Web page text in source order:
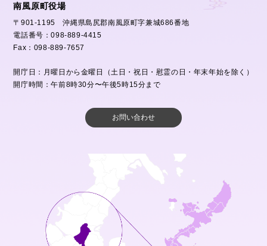
南風原町役場
〒901-1195 沖縄県島尻郡南風原町字兼城686番地
電話番号：098-889-4415
Fax：098-889-7657
開庁日：月曜日から金曜日（土日・祝日・慰霊の日・年末年始を除く）
開庁時間：午前8時30分〜午後5時15分まで
お問い合わせ